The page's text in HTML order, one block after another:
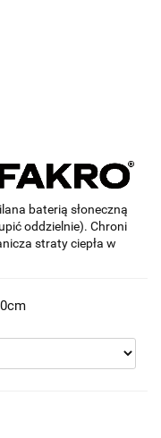
baterią słoneczną
oddzielnie). Chroni
straty ciepła w